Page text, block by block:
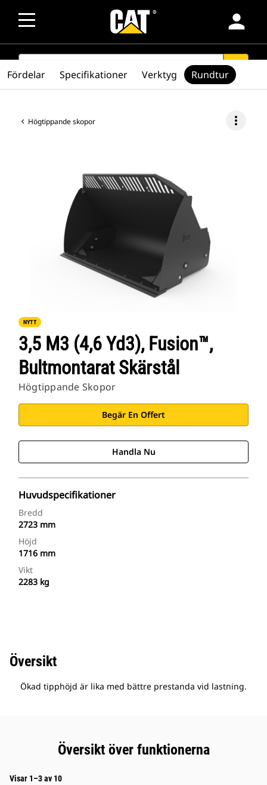
person
SEARCH search
Högtippande skopor more_vert
NYTT
3,5 M3 (4,6 Yd3), Fusion™,
Bultmontarat Skärstål
Högtippande Skopor
Begär En Offert
Handla Nu
Huvudspecifikationer
Bredd
2723 mm
Höjd
1716 mm
Vikt
2283 kg
Fördelar Specifikationer Verktyg Rundtur
Översikt
Ökad tipphöjd är lika med bättre prestanda vid lastning.
Översikt över funktionerna
Visar 1–3 av 10